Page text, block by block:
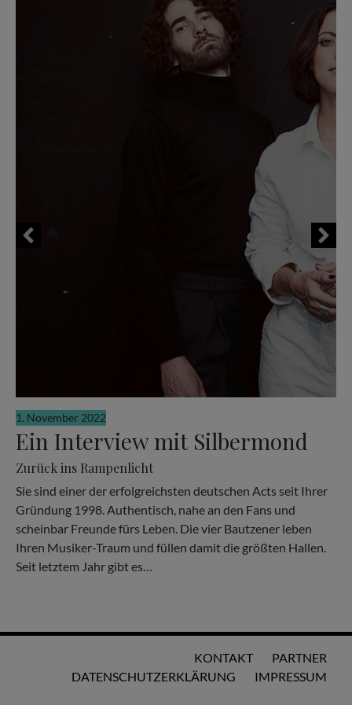
1. November 2022
Ein Interview mit Silbermond
Zurück ins Rampenlicht
Sie sind einer der erfolgreichsten deutschen Acts seit Ihrer
Gründung 1998. Authentisch, nahe an den Fans und
scheinbar Freunde fürs Leben. Die vier Bautzener leben
Ihren Musiker-Traum und füllen damit die größten Hallen.
Seit letztem Jahr gibt es…
KONTAKT
PARTNER
DATENSCHUTZERKLÄRUNG
IMPRESSUM